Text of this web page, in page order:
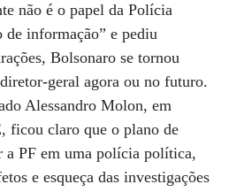
não é o papel da Polícia
de informação” e pediu
Bolsonaro se tornou
geral agora ou no futuro.
Alessandro Molon, em
ficou claro que o plano de
a PF em uma polícia política,
e esqueça das investigações